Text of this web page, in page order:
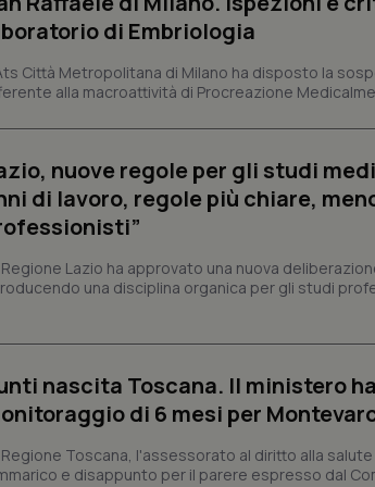
di Embriologia
Ats Città Metropolitana di Milano ha disposto la
alla macroattività di Procreazione
nuove regole per gli studi
di lavoro, regole più chiare,
Regione Lazio ha approvato una nuova
una disciplina organica per gli studi
nascita Toscana. Il ministero
di 6 mesi per
Regione Toscana, l'assessorato al diritto alla
e disappunto per il parere espresso dal
e l'accesso alle aree protette del sito. Il sito web non è
Nome
Fornitore
VISITOR_PRIVACY_METADATA
YouTube
.youtube.com
CookieScriptConsent
CookieScript
tracking-sites-ironfish-
tracking-enable
session-id
_ga
Google LLC
.quotidianosanita.it